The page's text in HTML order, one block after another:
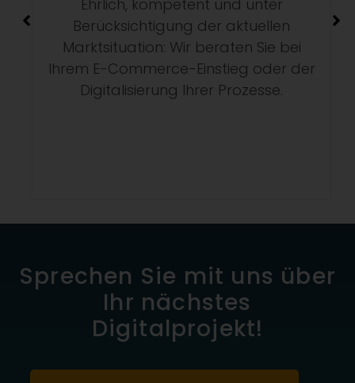
Ehrlich, kompetent und unter
Berücksichtigung der aktuellen
Marktsituation: Wir beraten Sie bei
Ihrem E-Commerce-Einstieg oder der
Digitalisierung Ihrer Prozesse.
Sprechen Sie mit uns über
Ihr nächstes
Digitalprojekt!